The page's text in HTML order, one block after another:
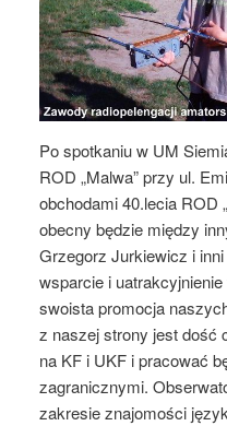
Po spotkaniu w UM
ROD „Malwa” przy ul.
obchodami 40.lecia ROD
obecny będzie między
Grzegorz Jurkiewicz i
wsparcie i
swoista promocja
z naszej strony jest dość
na KF i UKF i pracować
zagranicznymi.
zakresie znajomości